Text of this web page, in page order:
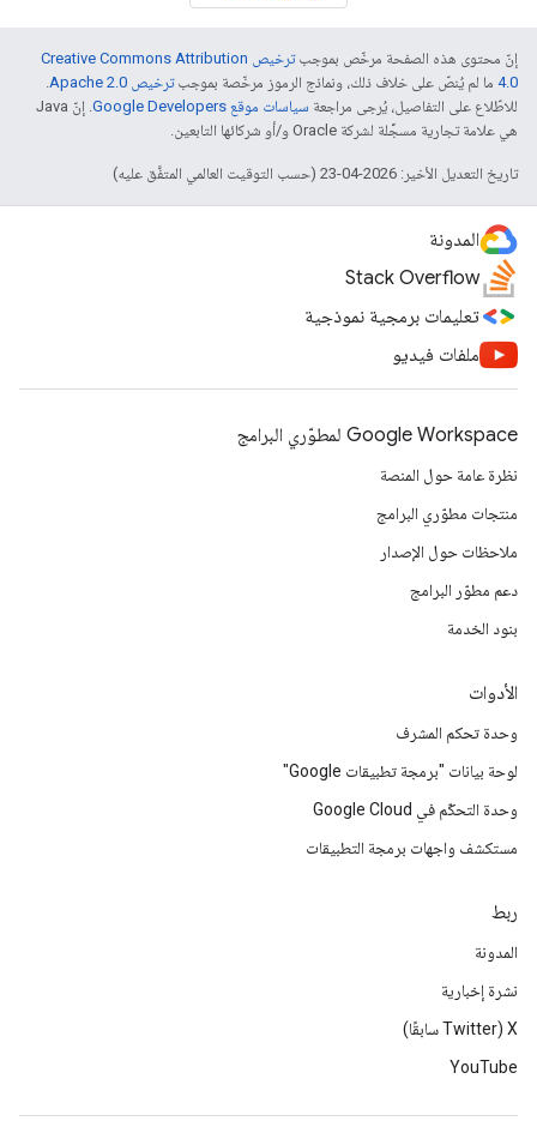
إنّ محتوى هذه الصفحة مرخّص بموجب
ترخيص Creative Commons Attribution
4.0‏ ما لم يُنصّ على خلاف ذلك، ونماذج الرموز مرخّصة بموجبترخيص Apache 2.0‏
.
للاطّلاع على التفاصيل، يُرجى مراجعة سياسات موقع Google Developers‏
. إنّ Java
هي علامة تجارية مسجَّلة لشركة Oracle و/أو شركائها التابعين.
تاريخ التعديل الأخير: 2026-04-23 (حسب التوقيت العالمي المتفَّق عليه)
المدونة
Stack Overflow
تعليمات برمجية نموذجية
ملفات فيديو
Google Workspace لمطوّري البرامج
نظرة عامة حول المنصة
منتجات مطوّري البرامج
ملاحظات حول الإصدار
دعم مطوّر البرامج
بنود الخدمة
الأدوات
وحدة تحكم المشرف
لوحة بيانات "برمجة تطبيقات Google"
وحدة التحكّم في Google Cloud
مستكشف واجهات برمجة التطبيقات
ربط
المدونة
نشرة إخبارية
‫X ‏(Twitter سابقًا)
YouTube